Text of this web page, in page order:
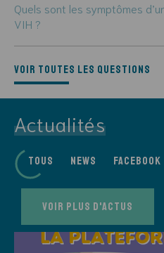
Quels sont les symptômes
VIH ?
Voir toutes les questions
Actualités
Tous News Facebook
Voir plus d'actus